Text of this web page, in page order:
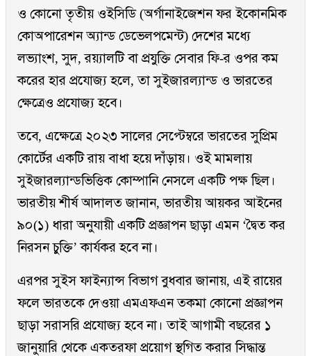
ও কোনো তৃতীয় ওইসিডি (অর্গানাইজেশন ফর ইকোনমিক
কোঅপারেশন অ্যান্ড ডেভেলপমেন্ট) দেশের মধ্যে
লভ্যাংশ, সুদ, রয়্যালটি বা প্রযুক্তি সেবার ফি-র ওপর কম
করের হার প্রযোজ্য হলে, তা সুইজারল্যান্ড ও ভারতের
ক্ষেত্রেও প্রযোজ্য হবে।
তবে, এক্ষেত্রে ২০২৩ সালের সেপ্টেম্বরে ভারতের সুপ্রিম
কোর্টের একটি রায় বাধা হয়ে দাঁড়ায়। ওই মামলায়
সুইজারল্যান্ডভিত্তিক কোম্পানি নেসলে একটি পক্ষ ছিল।
ভারতীয় শীর্ষ আদালত জানান, ভারতীয় আয়কর আইনের
৯০(১) ধারা অনুযায়ী একটি প্রজ্ঞাপন ছাড়া এমন ‘দ্বৈত কর
নিরসন চুক্তি’ কার্যকর হবে না।
এরপর সুইস ফাইন্যান্স বিভাগ বুধবার জানায়, এই রায়ের
ফলে ভারতকে দেওয়া এমএফএন তকমা কোনো প্রজ্ঞাপন
ছাড়া সরাসরি প্রযোজ্য হবে না। তাই আগামী বছরের ১
জানুয়ারি থেকে একতরফা প্রয়োগ স্থগিত করার সিদ্ধান্ত